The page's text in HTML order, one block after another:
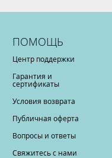
ПОМОЩЬ
Центр поддержки
Гарантия и
сертификаты
Условия возврата
Публичная оферта
Вопросы и ответы
Свяжитесь с нами